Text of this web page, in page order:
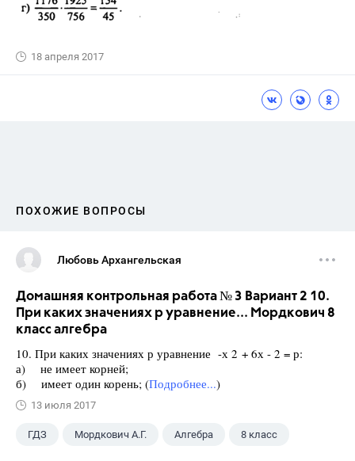
18 апреля 2017
ПОХОЖИЕ ВОПРОСЫ
Любовь Архангельская
Домашняя контрольная работа № 3 Вариант 2 10.
При каких значениях р уравнение... Мордкович 8
класс алгебра
10. При каких значениях р уравнение -х 2 + 6х - 2 = р:
а) не имеет корней;
б) имеет один корень; (Подробнее...)
13 июля 2017
ГДЗ Мордкович А.Г. Алгебра 8 класс